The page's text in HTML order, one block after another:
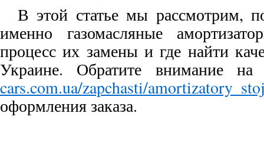
В этой статье мы рассмотрим,
именно газомасляные
процесс их замены и где найти
Украине. Обратите внимание
cars.com.ua/zapchasti/
оформления заказа.